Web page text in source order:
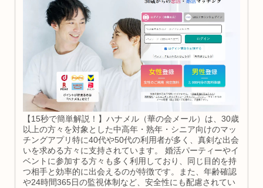
【15秒で簡単解説！】ハナメル（華の会メール）は、30歳
以上の方々を対象とした中高年・熟年・シニア向けのマッ
チングアプリ特に40代や50代の利用者が多く、真剣な出会
いを求める方々に支持されています。 婚活パーティーやイ
ベントに参加する方々も多く利用しており、同じ目的を持
つ相手と効率的に出会えるのが特徴です。また、年齢確認
や24時間365日の監視体制など、安全性にも配慮されてい